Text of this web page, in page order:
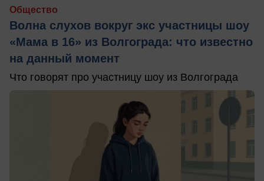
Общество
Волна слухов вокруг экс участницы шоу
«Мама в 16» из Волгограда: что известно
на данный момент
Что говорят про участницу шоу из Волгограда